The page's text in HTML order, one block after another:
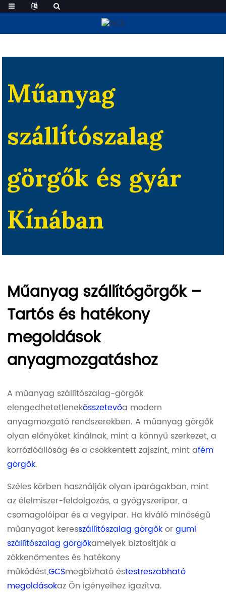
Műanyag Szállítószalag Görgők
Műanyag
szállítószalag
görgők és gyár
Kínában
Műanyag szállítógörgők –
Tartós és hatékony
megoldások
anyagmozgatáshoz
A műanyag szállítószalag-görgők
elengedhetetlenekösszetevőa modern
anyagmozgató rendszerekben. A műanyag görgők
olyan előnyöket kínálnak, mint a könnyű szerkezet, a
korrózióállóság és a csökkentett zajszint, mint afém
görgők.
Széles körben használják olyan iparágakban, mint
az élelmiszer-feldolgozás, a gyógyszeripar, a
csomagolóipar és a vegyipar. Ha kiváló minőségű
műanyagot keresszállítószalag görgőkorgumi
szállítószalag görgőkamelyek biztosítják a
zökkenőmentes és hatékony
működést,GCSmegbízható éstestreszabható
megoldásokaz Ön igényeihez igazítva.